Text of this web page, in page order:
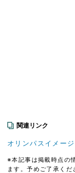
関連リンク
オリンパスイメー
※本記事は掲載時点の
ます。予めご了承くだ